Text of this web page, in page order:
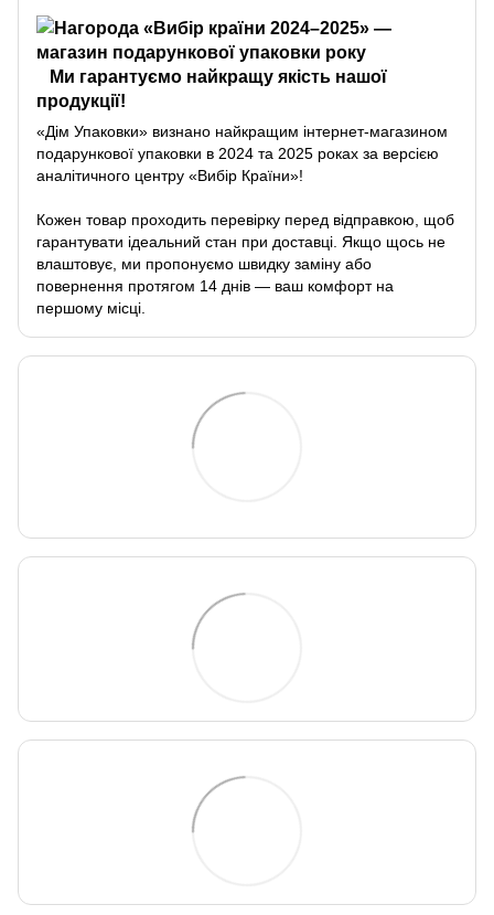
Ми гарантуємо найкращу якість нашої
продукції!
«Дім Упаковки» визнано найкращим інтернет-магазином
подарункової упаковки в 2024 та 2025 роках за версією
аналітичного центру «Вибір Країни»!
Кожен товар проходить перевірку перед відправкою, щоб
гарантувати ідеальний стан при доставці. Якщо щось не
влаштовує, ми пропонуємо швидку заміну або
повернення протягом 14 днів — ваш комфорт на
першому місці.